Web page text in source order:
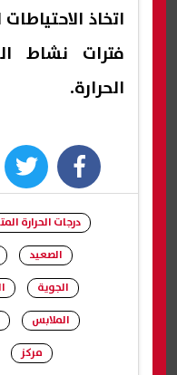
اتخاذ
فترات نشاط
الحرارة.
facebook
درجات الحرارة
الصعيد
الجوية
الملابس
مركز